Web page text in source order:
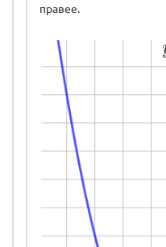
правее.